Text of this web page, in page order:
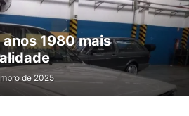
1980 mais
de 2025